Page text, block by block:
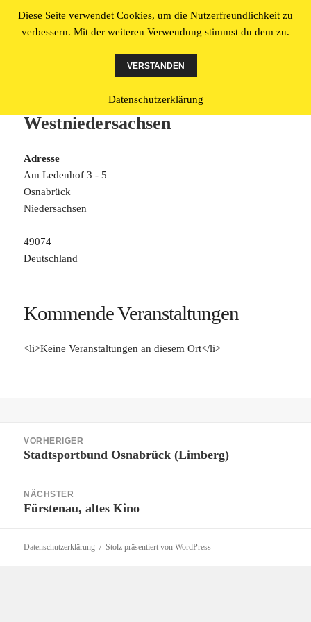
Literatur made in Osnabrück
Ledenhof – Literaturbüro
Westniedersachsen
Adresse
Am Ledenhof 3 - 5
Osnabrück
Niedersachsen
49074
Deutschland
Kommende Veranstaltungen
<li>Keine Veranstaltungen an diesem Ort</li>
VORHERIGER
Vorheriger
Stadtsportbund Osnabrück (Limberg)
NÄCHSTER
Nächster
Fürstenau, altes Kino
Datenschutzerklärung Stolz präsentiert von WordPress
Diese Seite verwendet Cookies, um die Nutzerfreundlichkeit zu
verbessern. Mit der weiteren Verwendung stimmst du dem zu.
VERSTANDEN
Datenschutzerklärung